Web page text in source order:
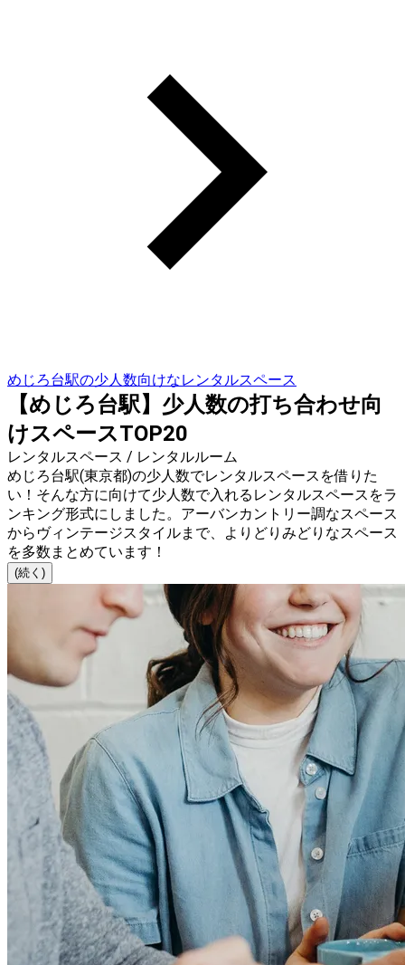
めじろ台駅の少人数向けなレンタルスペース
【めじろ台駅】少人数の打ち合わせ向
けスペースTOP20
レンタルスペース / レンタルルーム
めじろ台駅(東京都)の少人数でレンタルスペースを借りた
い！そんな方に向けて少人数で入れるレンタルスペースをラ
ンキング形式にしました。アーバンカントリー調なスペース
からヴィンテージスタイルまで、よりどりみどりなスペース
を多数まとめています！
(続く)